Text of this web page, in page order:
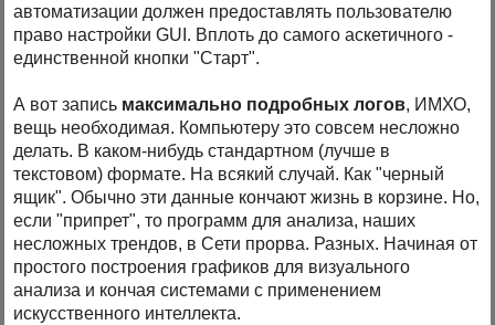
автоматизации должен предоставлять пользователю
право настройки GUI. Вплоть до самого аскетичного -
единственной кнопки "Старт".
А вот запись максимально подробных логов, ИМХО,
вещь необходимая. Компьютеру это совсем несложно
делать. В каком-нибудь стандартном (лучше в
текстовом) формате. На всякий случай. Как "черный
ящик". Обычно эти данные кончают жизнь в корзине. Но,
если "припрет", то программ для анализа, наших
несложных трендов, в Сети прорва. Разных. Начиная от
простого построения графиков для визуального
анализа и кончая системами с применением
искусственного интеллекта.